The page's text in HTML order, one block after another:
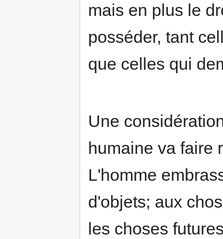
mais en plus le
posséder, tant
que celles qui
Une
humaine va faire
L'homme
d'objets; aux
les choses